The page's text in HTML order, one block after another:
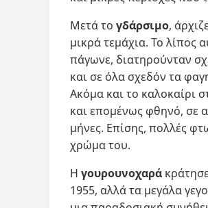
Μετά το γδάρσιμο,
μικρά τεμάχια. Το λίπος
πάγωνε, διατηρούνταν
και σε όλα σχεδόν τα
Ακόμα και το καλοκαίρι
και επομένως φθηνό, σε
μήνες. Επίσης, πολλές
χρώμα του.
Η γουρουνοχαρά
1955, αλλά τα μεγάλα